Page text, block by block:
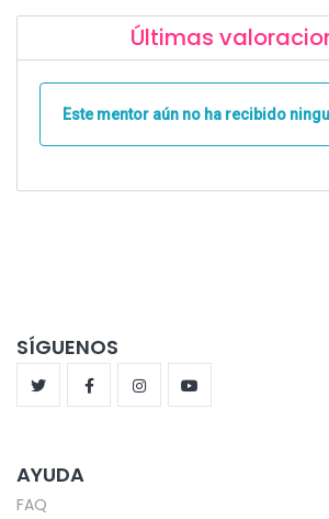
Últimas
Este mentor aún no ha recibido
SÍGUENOS
AYUDA
FAQ